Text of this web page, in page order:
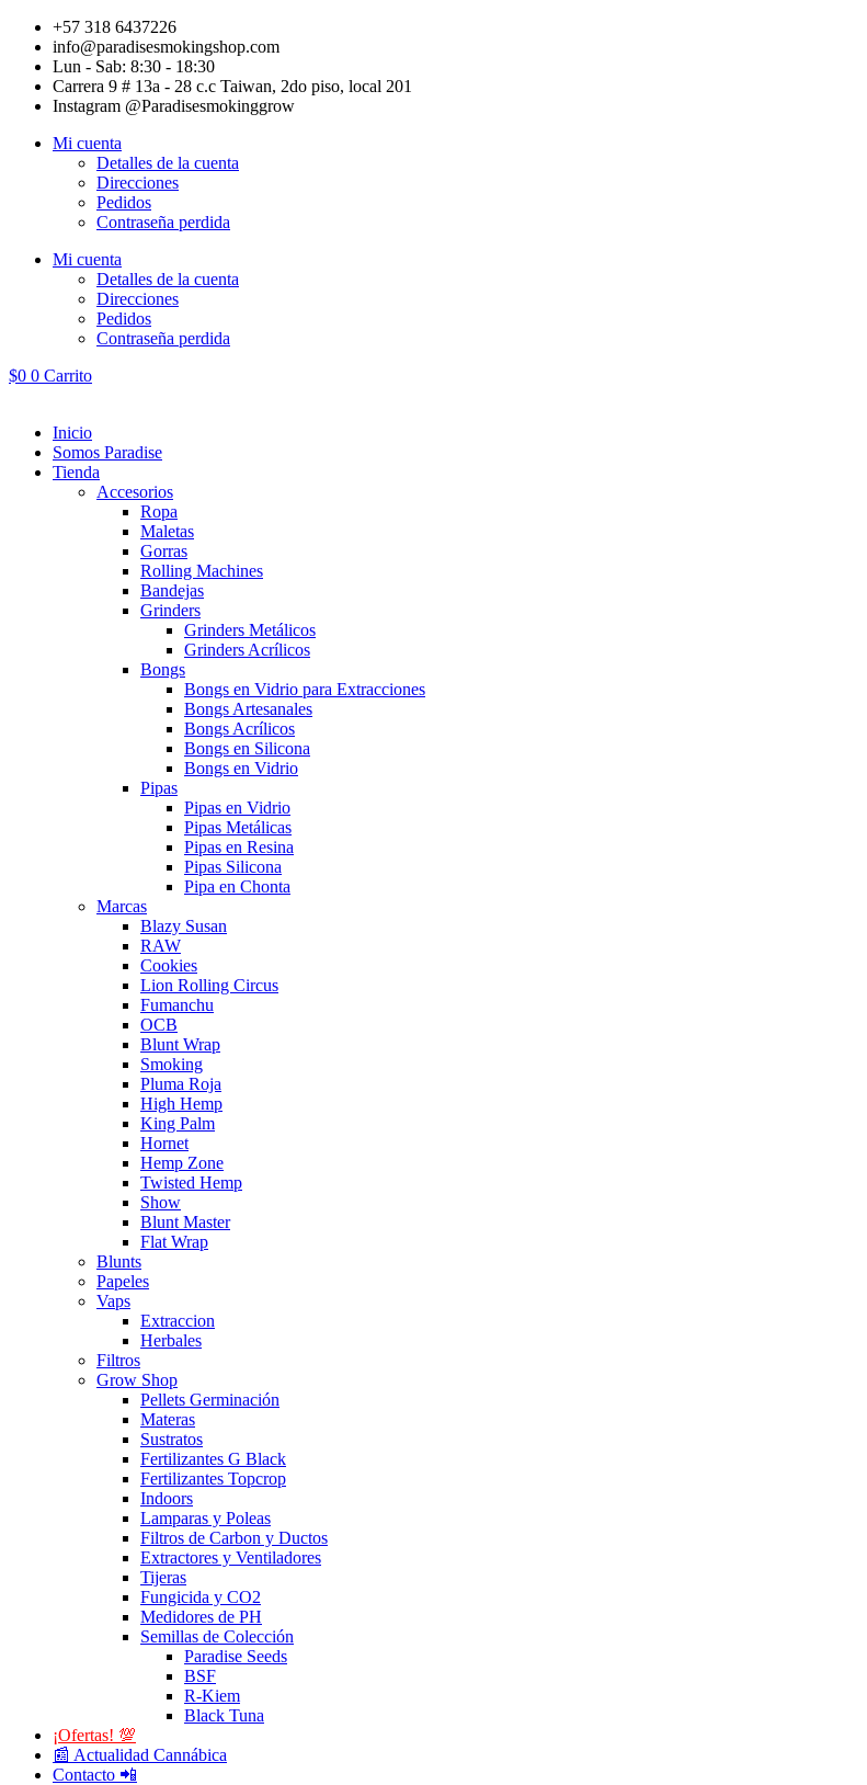
contenido
+57 318 6437226
info@paradisesmokingshop.com
Lun - Sab: 8:30 - 18:30
Carrera 9 # 13a - 28 c.c Taiwan, 2do piso, local 201
Instagram @Paradisesmokinggrow
Mi cuenta
Detalles de la cuenta
Direcciones
Pedidos
Contraseña perdida
Mi cuenta
Detalles de la cuenta
Direcciones
Pedidos
Contraseña perdida
$0 0 Carrito
Inicio
Somos Paradise
Tienda
Accesorios
Ropa
Maletas
Gorras
Rolling Machines
Bandejas
Grinders
Grinders Metálicos
Grinders Acrílicos
Bongs
Bongs en Vidrio para Extracciones
Bongs Artesanales
Bongs Acrílicos
Bongs en Silicona
Bongs en Vidrio
Pipas
Pipas en Vidrio
Pipas Metálicas
Pipas en Resina
Pipas Silicona
Pipa en Chonta
Marcas
Blazy Susan
RAW
Cookies
Lion Rolling Circus
Fumanchu
OCB
Blunt Wrap
Smoking
Pluma Roja
High Hemp
King Palm
Hornet
Hemp Zone
Twisted Hemp
Show
Blunt Master
Flat Wrap
Blunts
Papeles
Vaps
Extraccion
Herbales
Filtros
Grow Shop
Pellets Germinación
Materas
Sustratos
Fertilizantes G Black
Fertilizantes Topcrop
Indoors
Lamparas y Poleas
Filtros de Carbon y Ductos
Extractores y Ventiladores
Tijeras
Fungicida y CO2
Medidores de PH
Semillas de Colección
Paradise Seeds
BSF
R-Kiem
Black Tuna
¡Ofertas! 💯
📰 Actualidad Cannábica
Contacto 📲